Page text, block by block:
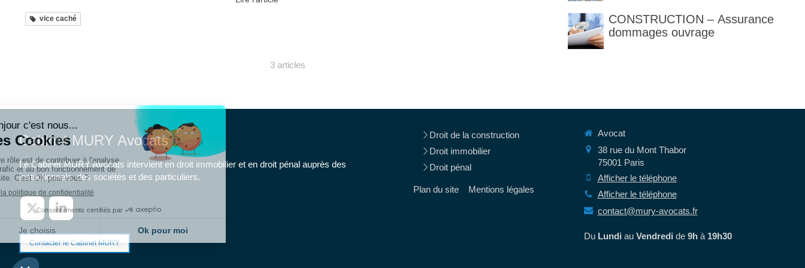
vice caché
3 articles
du code civil
CONSTRUCTION – Assurance
dommages ouvrage
Cabinet MURY Avocats
Le Cabinet MURY Avocats intervient en droit immobilier et en droit pénal auprès des
institutionnels, des sociétés et des particuliers.
Contacter le Cabinet MURY
Droit de la construction
Droit immobilier
Droit pénal
Plan du site Mentions légales
Avocat
38 rue du Mont Thabor
75001 Paris
Afficher le téléphone
Afficher le téléphone
contact@mury-avocats.fr
Du Lundiau Vendredide 9hà 19h30